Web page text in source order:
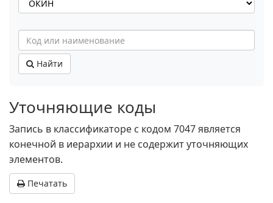
Найти
Уточняющие коды
Запись в классификаторе с кодом 7047 является
конечной в иерархии и не содержит уточняющих
элементов.
Печатать